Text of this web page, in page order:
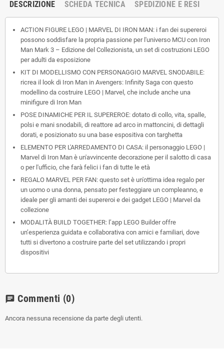
DESCRIZIONE SCHEDA TECNICA SPEDIZIONE E RESI
ACTION FIGURE LEGO | MARVEL DI IRON MAN: i fan dei supereroi
possono soddisfare la propria passione per l'universo MCU con Iron
Man Mark 3 – Edizione del Collezionista, un set di costruzioni LEGO
per adulti da esposizione
KIT DI MODELLISMO CON PERSONAGGIO MARVEL SNODABILE:
ricrea il look di Iron Man in Avengers: Infinity Saga con questo
modellino da costruire LEGO | Marvel, che include anche una
minifigure di Iron Man
POSE DINAMICHE PER IL SUPEREROE: dotato di collo, vita, spalle,
polsi e mani snodabili, di reattore ad arco in mattoncini, di dettagli
dorati, e posizionato su una base espositiva con targhetta
ELEMENTO PER L'ARREDAMENTO DI CASA: il personaggio LEGO |
Marvel di Iron Man è un'avvincente decorazione per il salotto di casa
o per l'ufficio, che farà felici i fan di tutte le età
REGALO MARVEL PER FAN: questo set è un'ottima idea regalo per
un uomo o una donna, pensato per festeggiare un compleanno, e
ideale per gli amanti dei supereroi e dei gadget LEGO | Marvel da
collezione
MODALITÀ BUILD TOGETHER: l’app LEGO Builder offre
un’esperienza guidata e collaborativa con amici e familiari, dove
tutti si divertono a costruire parte del set utilizzando i propri
dispositivi
chat Commenti (0)
Ancora nessuna recensione da parte degli utenti.